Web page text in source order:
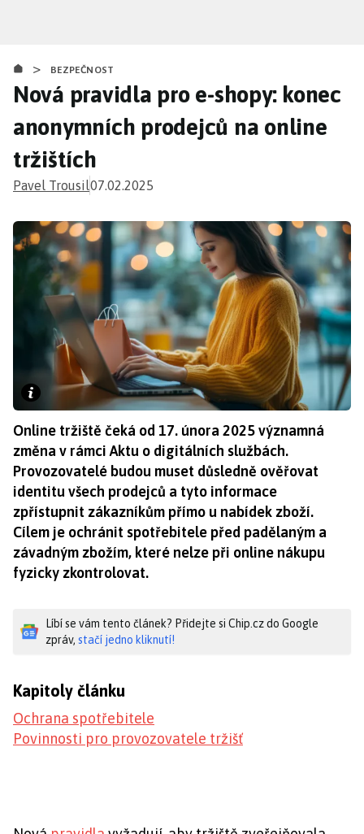
obsahu
> BEZPEČNOST
Nová pravidla pro e-shopy: konec
anonymních prodejců na online
tržištích
Pavel Trousil07.02.2025
Online tržiště čeká od 17. února 2025 významná
změna v rámci Aktu o digitálních službách.
Provozovatelé budou muset důsledně ověřovat
identitu všech prodejců a tyto informace
zpřístupnit zákazníkům přímo u nabídek zboží.
Cílem je ochránit spotřebitele před padělaným a
závadným zbožím, které nelze při online nákupu
fyzicky zkontrolovat.
Líbí se vám tento článek? Přidejte si Chip.cz do Google
zpráv, stačí jedno kliknutí!
Kapitoly článku
Ochrana spotřebitele
Povinnosti pro provozovatele tržišť